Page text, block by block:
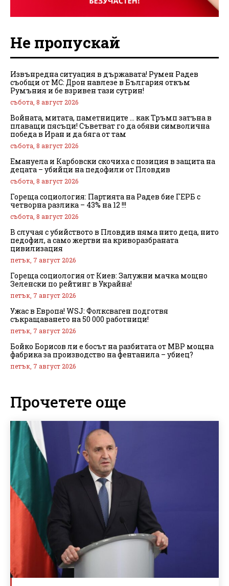
Не пропускай
Извънредна ситуация в държавата! Румен Радев
съобщи от МС: Дрон навлезе в България откъм
Румъния и бе взривен тази сутрин!
събота, 8 август 2026
Войната, митата, паметниците … как Тръмп затъна в
плаващи пясъци! Съветват го да обяви символична
победа в Иран и да бяга от там
събота, 8 август 2026
Емануела и Карбовски скочиха с позиция в защита на
децата – убийци на педофили от Пловдив
събота, 8 август 2026
Гореща социология: Партията на Радев бие ГЕРБ с
четворна разлика – 43% на 12 !!!
събота, 8 август 2026
В случая с убийството в Пловдив няма нито деца, нито
педофил, а само жертви на криворазбраната
цивилизация
петък, 7 август 2026
Гореща социология от Киев: Залужни мачка мощно
Зеленски по рейтинг в Украйна!
петък, 7 август 2026
Ужас в Европа! WSJ: Фолксваген подготвя
съкращаването на 50 000 работници!
петък, 7 август 2026
Бойко Борисов ли е босът на разбитата от МВР мощна
фабрика за производство на фентанила – убиец?
петък, 7 август 2026
Прочетете още